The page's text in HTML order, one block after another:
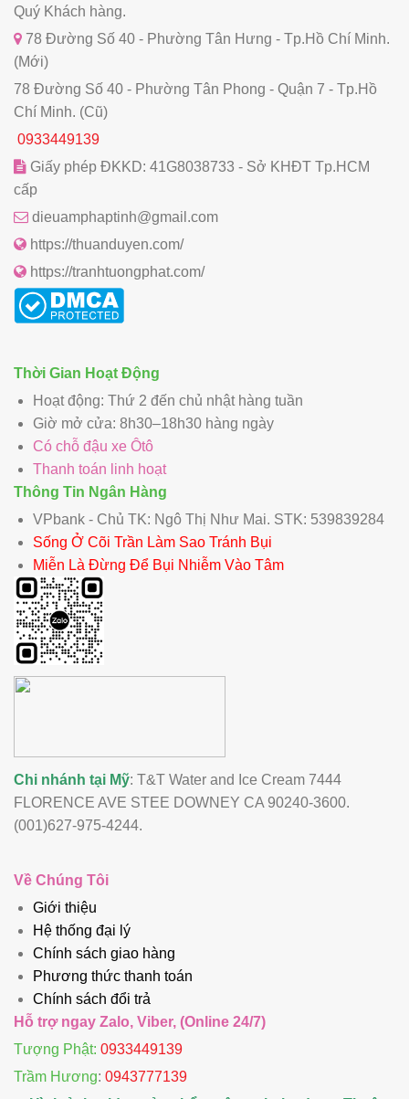
Quý Khách hàng.
78 Đường Số 40 - Phường Tân Hưng - Tp.Hồ Chí Minh.
(Mới)
78 Đường Số 40 - Phường Tân Phong - Quận 7 - Tp.Hồ
Chí Minh. (Cũ)
0933449139
Giấy phép ĐKKD: 41G8038733 - Sở KHĐT Tp.HCM
cấp
dieuamphaptinh@gmail.com
https://thuanduyen.com/
https://tranhtuongphat.com/
Thời Gian Hoạt Động
Hoạt động: Thứ 2 đến chủ nhật hàng tuần
Giờ mở cửa: 8h30–18h30 hàng ngày
Có chỗ đậu xe Ôtô
Thanh toán linh hoạt
Thông Tin Ngân Hàng
VPbank - Chủ TK: Ngô Thị Như Mai. STK: 539839284
Sống Ở Cõi Trần Làm Sao Tránh Bụi
Miễn Là Đừng Để Bụi Nhiễm Vào Tâm
Chi nhánh tại Mỹ: T&T Water and Ice Cream 7444
FLORENCE AVE STEE DOWNEY CA 90240-3600.
(001)627-975-4244.
Về Chúng Tôi
Giới thiệu
Hệ thống đại lý
Chính sách giao hàng
Phương thức thanh toán
Chính sách đổi trả
Hỗ trợ ngay Zalo, Viber, (Online 24/7)
Tượng Phật: 0933449139
Trầm Hương: 0943777139